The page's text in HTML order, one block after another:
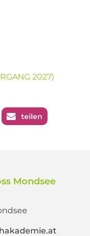
2027)
teilen
Mondsee